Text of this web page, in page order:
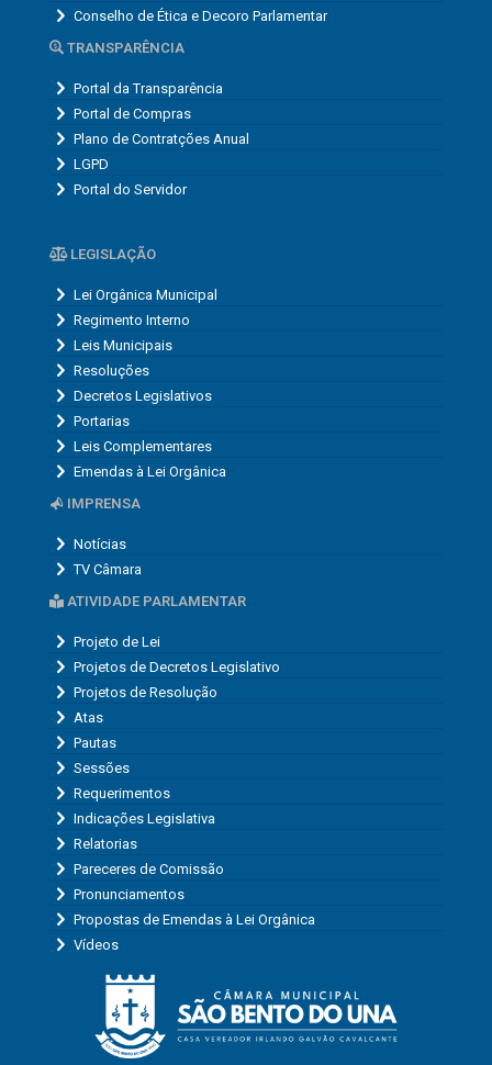
Conselho de Ética e Decoro Parlamentar
TRANSPARÊNCIA
Portal da Transparência
Portal de Compras
Plano de Contratções Anual
LGPD
Portal do Servidor
LEGISLAÇÃO
Lei Orgânica Municipal
Regimento Interno
Leis Municipais
Resoluções
Decretos Legislativos
Portarias
Leis Complementares
Emendas à Lei Orgânica
IMPRENSA
Notícias
TV Câmara
ATIVIDADE PARLAMENTAR
Projeto de Lei
Projetos de Decretos Legislativo
Projetos de Resolução
Atas
Pautas
Sessões
Requerimentos
Indicações Legislativa
Relatorias
Pareceres de Comissão
Pronunciamentos
Propostas de Emendas à Lei Orgânica
Vídeos